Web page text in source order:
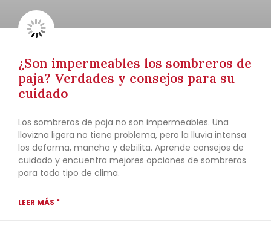
¿Son impermeables los sombreros de
paja? Verdades y consejos para su
cuidado
Los sombreros de paja no son impermeables. Una
llovizna ligera no tiene problema, pero la lluvia intensa
los deforma, mancha y debilita. Aprende consejos de
cuidado y encuentra mejores opciones de sombreros
para todo tipo de clima.
LEER MÁS "